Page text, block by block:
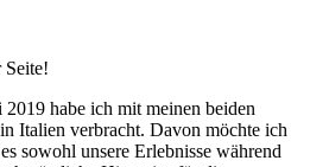
Seite!
habe ich mit meinen beiden
Italien verbracht. Davon möchte ich
sowohl unsere Erlebnisse während